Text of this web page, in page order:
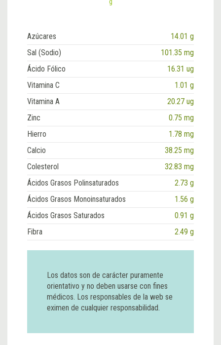
Azúcares
14.01 g
Sal (Sodio)
101.35 mg
Ácido Fólico
16.31 ug
Vitamina C
1.01 g
Vitamina A
20.27 ug
Zinc
0.75 mg
Hierro
1.78 mg
Calcio
38.25 mg
Colesterol
32.83 mg
Ácidos Grasos Polinsaturados
2.73 g
Ácidos Grasos Monoinsaturados
1.56 g
Ácidos Grasos Saturados
0.91 g
Fibra
2.49 g
Los datos son de carácter puramente
orientativo y no deben usarse con fines
médicos. Los responsables de la web se
eximen de cualquier responsabilidad.